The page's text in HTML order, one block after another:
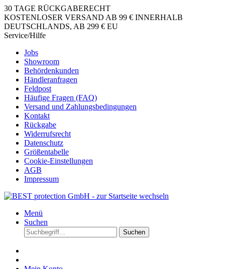
30 TAGE RÜCKGABERECHT
KOSTENLOSER VERSAND AB 99 € INNERHALB
DEUTSCHLANDS, AB 299 € EU
Service/Hilfe
Jobs
Showroom
Behördenkunden
Händleranfragen
Feldpost
Häufige Fragen (FAQ)
Versand und Zahlungsbedingungen
Kontakt
Rückgabe
Widerrufsrecht
Datenschutz
Größentabelle
Cookie-Einstellungen
AGB
Impressum
Menü
Suchen
Suchen